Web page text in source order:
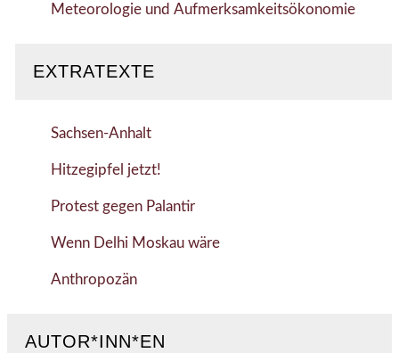
Meteorologie und Aufmerksamkeitsökonomie
EXTRATEXTE
Sachsen-Anhalt
Hitzegipfel jetzt!
Protest gegen Palantir
Wenn Delhi Moskau wäre
Anthropozän
AUTOR*INN*EN